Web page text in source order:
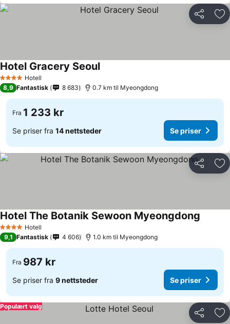
Del
4 StjernerHotell
Hotel Gracery Seoul
8,9 Fantastisk 8 683 0.7 km til Myeongdong
Fra 1 233 kr
Se priser fra 14 nettsteder Se priser
Del
4 StjernerHotell
Hotel The Botanik Sewoon Myeongdong
9,1 Fantastisk 4 606 1.0 km til Myeongdong
Fra 987 kr
Se priser fra 9 nettsteder Se priser
Del
Populært valg